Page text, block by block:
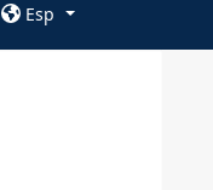
Esp